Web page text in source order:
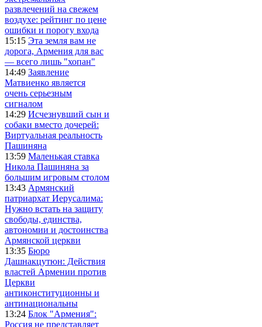
развлечений на свежем
воздухе: рейтинг по цене
ошибки и порогу входа
15:15 Эта земля вам не
дорога, Армения для вас
— всего лишь "хопан"
14:49 Заявление
Матвиенко является
очень серьезным
сигналом
14:29 Исчезнувший сын и
собаки вместо дочерей:
Виртуальная реальность
Пашиняна
13:59 Маленькая ставка
Никола Пашиняна за
большим игровым столом
13:43 Армянский
патриархат Иерусалима:
Нужно встать на защиту
свободы, единства,
автономии и достоинства
Армянской церкви
13:35 Бюро
Дашнакцутюн: Действия
властей Армении против
Церкви
антиконституционны и
антинациональны
13:24 Блок "Армения":
Россия не представляет